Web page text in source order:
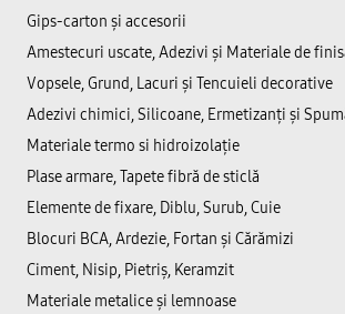
Gips-carton și accesorii
Amestecuri uscate, Adezivi şi Materiale de
Vopsele, Grund, Lacuri și Tencuieli decorative
Adezivi chimici, Silicoane, Ermetizanți și
Materiale termo si hidroizolație
Plase armare, Tapete fibră de sticlă
Elemente de fixare, Diblu, Surub, Cuie
Blocuri BCA, Ardezie, Fortan și Cărămizi
Ciment, Nisip, Pietriș, Keramzit
Materiale metalice și lemnoase